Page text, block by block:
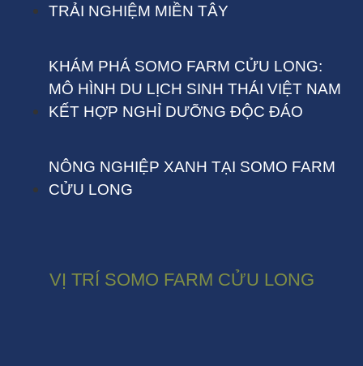
TRẢI NGHIỆM MIỀN TÂY
KHÁM PHÁ SOMO FARM CỬU LONG:
MÔ HÌNH DU LỊCH SINH THÁI VIỆT NAM
KẾT HỢP NGHỈ DƯỠNG ĐỘC ĐÁO
NÔNG NGHIỆP XANH TẠI SOMO FARM
CỬU LONG
VỊ TRÍ SOMO FARM CỬU LONG